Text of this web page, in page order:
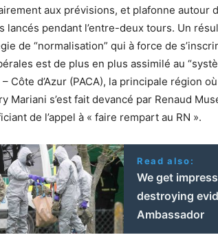
aux prévisions, et plafonne autour
lancés pendant l’entre-deux tours. Un
de “normalisation” qui à force de
est de plus en plus assimilé au
Côte d’Azur (PACA), la principale région
Mariani s’est fait devancé par Renaud
de l’appel à « faire rempart au RN ».
Read also:
We get
destroying
Ambassador